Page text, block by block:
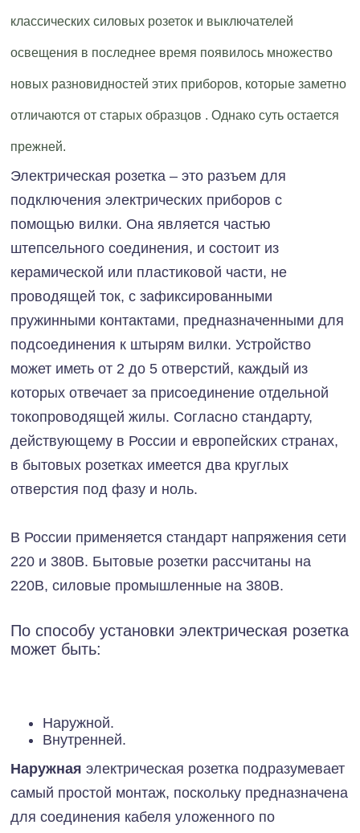
классических силовых розеток и выключателей
освещения в последнее время появилось множество
новых разновидностей этих приборов, которые заметно
отличаются от старых образцов . Однако суть остается
прежней.
Электрическая розетка – это разъем для
подключения электрических приборов с
помощью вилки. Она является частью
штепсельного соединения, и состоит из
керамической или пластиковой части, не
проводящей ток, с зафиксированными
пружинными контактами, предназначенными для
подсоединения к штырям вилки. Устройство
может иметь от 2 до 5 отверстий, каждый из
которых отвечает за присоединение отдельной
токопроводящей жилы. Согласно стандарту,
действующему в России и европейских странах,
в бытовых розетках имеется два круглых
отверстия под фазу и ноль.
В России применяется стандарт напряжения сети
220 и 380В. Бытовые розетки рассчитаны на
220В, силовые промышленные на 380В.
По способу установки электрическая розетка
может быть:
Наружной.
Внутренней.
Наружная электрическая розетка подразумевает
самый простой монтаж, поскольку предназначена
для соединения кабеля уложенного по